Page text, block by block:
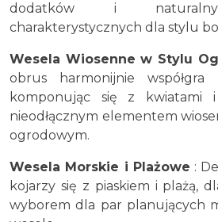
dodatków i
charakterystycznych dla stylu
Wesela Wiosenne w Stylu
obrus harmonijnie
komponując się z kwiatami
nieodłącznym elementem
ogrodowym.
Wesela Morskie i Plażowe :
kojarzy się z piaskiem i plażą,
wyborem dla par planujących